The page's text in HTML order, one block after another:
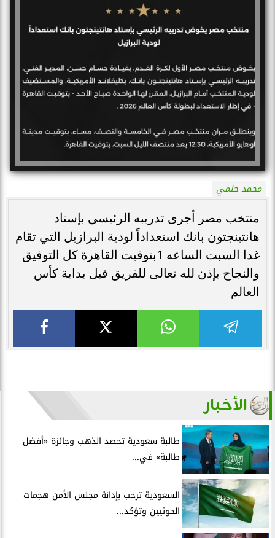
محمد حلمي
منتخب مصر أجرى تدريبه الرئيسي بإستاد
هانتينجتون بانك استعداداً لودية البرازيل التي تقام
غدا السبت الساعه 1بتوقيت القاهرة كل التوفيق
والنجاح بإذن لله تعالى للفريق قبل بداية كأس
العالم
الأخبار
طالبة سعودية تحصد الذهب وجائزة «أفضل
طالبة» في...
السعودية ترحب بإدانة مجلس الأمن هجمات
الحوثيين وتؤكد...